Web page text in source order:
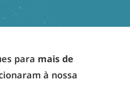
para mais de
à nossa